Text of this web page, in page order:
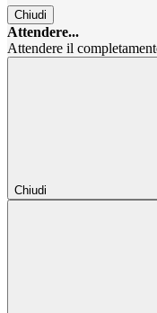
Chiudi
Attendere...
Attendere il
Chiudi